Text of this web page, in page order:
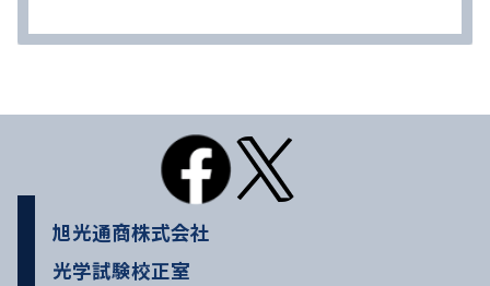
旭光通商株式会社
光学試験校正室